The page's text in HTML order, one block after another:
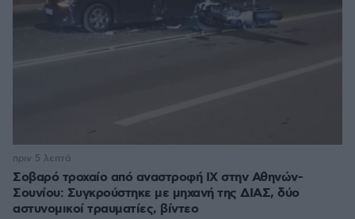
Σοβαρό τροχαίο από αναστροφή ΙΧ στην Αθηνών-
Σουνίου: Συγκρούστηκε με μηχανή της ΔΙΑΣ, δύο
αστυνομικοί τραυματίες, βίντεο
πριν 5 λεπτά